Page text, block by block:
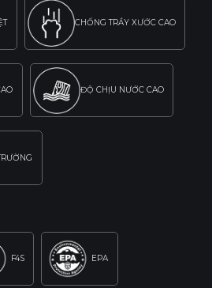
CHỐNG TRẦY XƯỚC CAO
ĐỘ CHỊU NƯỚC CAO
F4S EPA